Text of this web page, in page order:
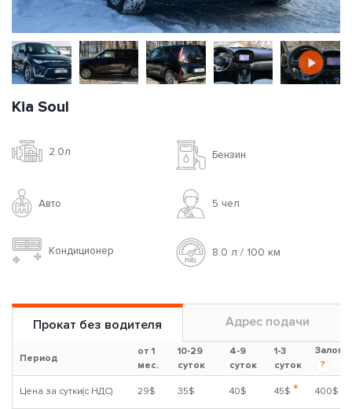
Kia Soul
2.0л Бензин
Авто 5 чел
Кондиционер 8.0 л / 100 км
Прокат без водителя Адрес подачи
Период
от 1
мес.
10-29
суток
4-9
суток
1-3
суток
Залог
?
Цена за сутки(с НДС) 29$ 35$ 40$ 45$ * 400$